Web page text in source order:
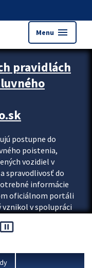
Menu menu
pravidlách
postupne do
poistenia,
vozidiel v
spravodlivosť do
informácie
oficiálnom portáli
v spolupráci
vnútra SR.
pause_presentation